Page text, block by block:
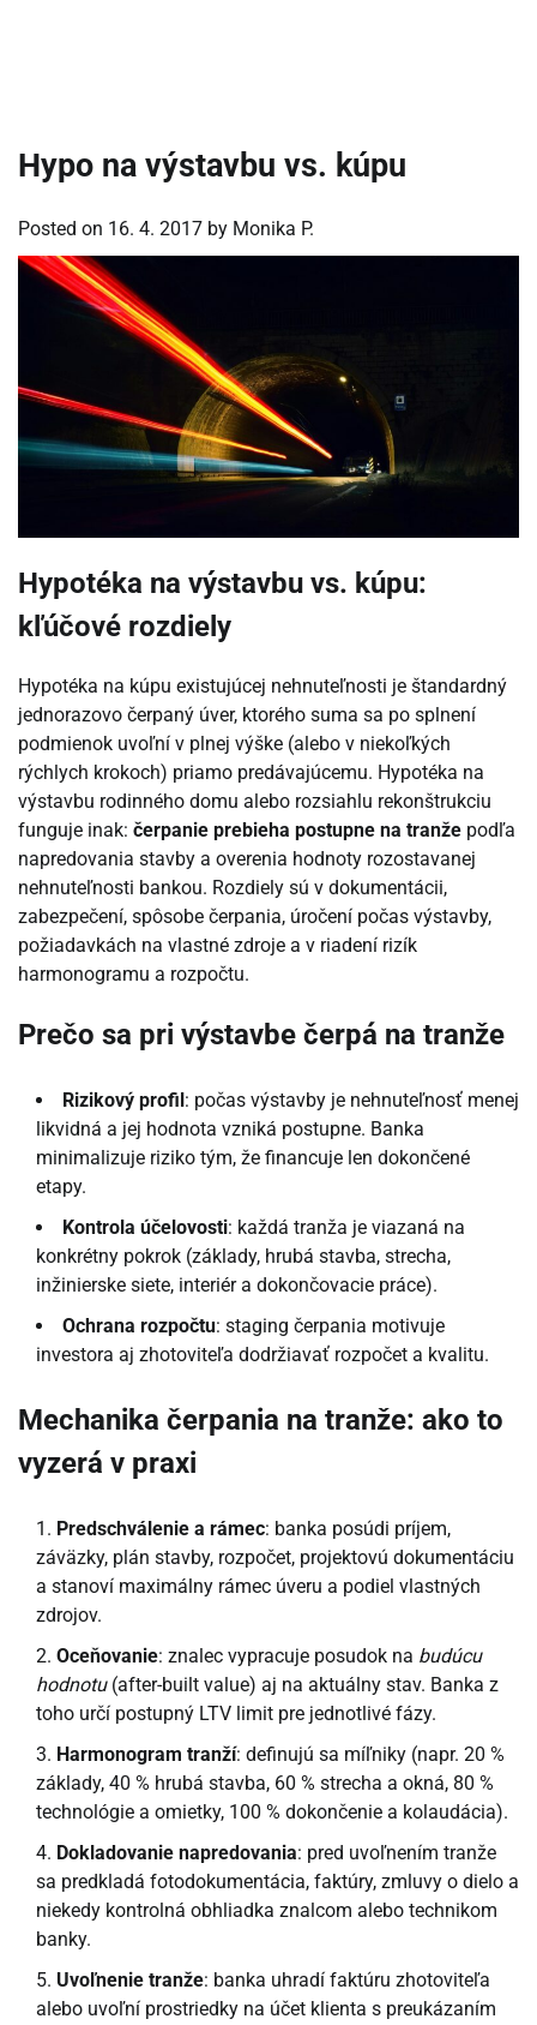
Hypo na výstavbu vs. kúpu
Posted on 16. 4. 2017 by Monika P.
Hypotéka na výstavbu vs. kúpu:
kľúčové rozdiely
Hypotéka na kúpu existujúcej nehnuteľnosti je štandardný
jednorazovo čerpaný úver, ktorého suma sa po splnení
podmienok uvoľní v plnej výške (alebo v niekoľkých
rýchlych krokoch) priamo predávajúcemu. Hypotéka na
výstavbu rodinného domu alebo rozsiahlu rekonštrukciu
funguje inak: čerpanie prebieha postupne na tranže podľa
napredovania stavby a overenia hodnoty rozostavanej
nehnuteľnosti bankou. Rozdiely sú v dokumentácii,
zabezpečení, spôsobe čerpania, úročení počas výstavby,
požiadavkách na vlastné zdroje a v riadení rizík
harmonogramu a rozpočtu.
Prečo sa pri výstavbe čerpá na tranže
Rizikový profil: počas výstavby je nehnuteľnosť menej
likvidná a jej hodnota vzniká postupne. Banka
minimalizuje riziko tým, že financuje len dokončené
etapy.
Kontrola účelovosti: každá tranža je viazaná na
konkrétny pokrok (základy, hrubá stavba, strecha,
inžinierske siete, interiér a dokončovacie práce).
Ochrana rozpočtu: staging čerpania motivuje
investora aj zhotoviteľa dodržiavať rozpočet a kvalitu.
Mechanika čerpania na tranže: ako to
vyzerá v praxi
Predschválenie a rámec: banka posúdi príjem,
záväzky, plán stavby, rozpočet, projektovú dokumentáciu
a stanoví maximálny rámec úveru a podiel vlastných
zdrojov.
Oceňovanie: znalec vypracuje posudok na budúcu
hodnotu(after-built value) aj na aktuálny stav. Banka z
toho určí postupný LTV limit pre jednotlivé fázy.
Harmonogram tranží: definujú sa míľniky (napr. 20 %
základy, 40 % hrubá stavba, 60 % strecha a okná, 80 %
technológie a omietky, 100 % dokončenie a kolaudácia).
Dokladovanie napredovania: pred uvoľnením tranže
sa predkladá fotodokumentácia, faktúry, zmluvy o dielo a
niekedy kontrolná obhliadka znalcom alebo technikom
banky.
Uvoľnenie tranže: banka uhradí faktúru zhotoviteľa
alebo uvoľní prostriedky na účet klienta s preukázaním